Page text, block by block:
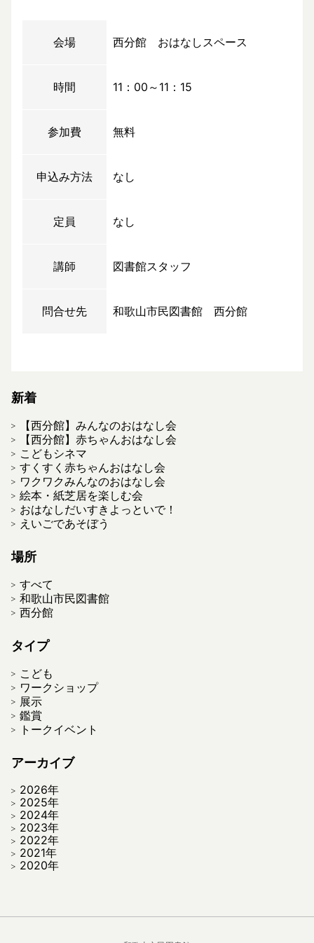
会場 西分館 おはなしスペース
時間 11：00～11：15
参加費 無料
申込み方法 なし
定員 なし
講師 図書館スタッフ
問合せ先 和歌山市民図書館 西分館
新着
【西分館】みんなのおはなし会
【西分館】赤ちゃんおはなし会
こどもシネマ
すくすく赤ちゃんおはなし会
ワクワクみんなのおはなし会
絵本・紙芝居を楽しむ会
おはなしだいすきよっといで！
えいごであそぼう
場所
すべて
和歌山市民図書館
西分館
タイプ
こども
ワークショップ
展示
鑑賞
トークイベント
アーカイブ
2026年
2025年
2024年
2023年
2022年
2021年
2020年